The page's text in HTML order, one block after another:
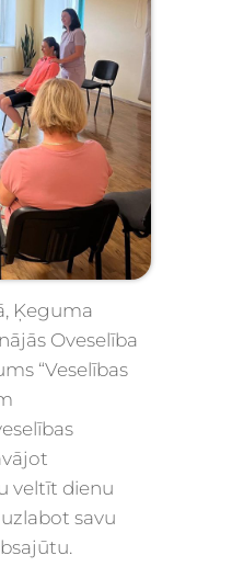
Ķeguma
Oveselība
“Veselības
veltīt dienu
savu